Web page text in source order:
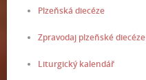
Plzeňská diecéze
Zpravodaj plzeňské diecéze
Liturgický kalendář